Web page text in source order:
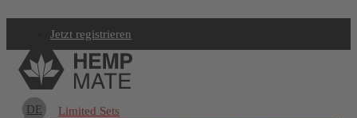
Jetzt registrieren
DE
Limited Sets